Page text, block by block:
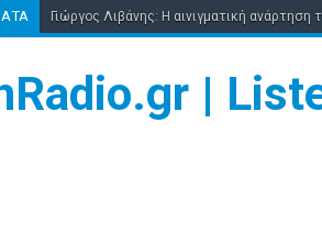
Γιώργος Λιβάνης: Η αινιγματική